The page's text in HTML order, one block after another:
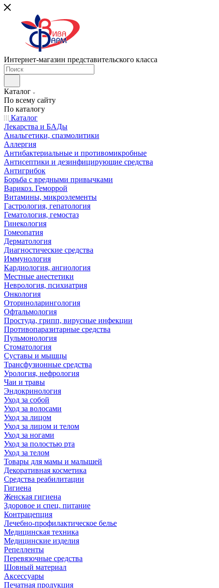
Интернет-магазин представительского класса
Каталог
По всему сайту
По каталогу
Каталог
Лекарства и БАДы
Анальгетики, спазмолитики
Аллергия
Антибактериальные и противомикробные
Антисептики и дезинфицирующие средства
Антигрибок
Борьба с вредными привычками
Варикоз. Геморрой
Витамины, микроэлементы
Гастрология, гепатология
Гематология, гемостаз
Гинекология
Гомеопатия
Дерматология
Диагностические средства
Иммунология
Кардиология, ангиология
Местные анестетики
Неврология, психиатрия
Онкология
Оториноларингология
Офтальмология
Простуда, грипп, вирусные инфекции
Противопаразитарные средства
Пульмонология
Стоматология
Суставы и мышцы
Трансфузионные средства
Урология, нефрология
Чаи и травы
Эндокринология
Уход за собой
Уход за волосами
Уход за лицом
Уход за лицом и телом
Уход за ногами
Уход за полостью рта
Уход за телом
Товары для мамы и малышей
Декоративная косметика
Средства реабилитации
Гигиена
Женская гигиена
Здоровое и спец. питание
Контрацепция
Лечебно-профилактическое белье
Медицинская техника
Медицинские изделия
Репелленты
Перевязочные средства
Шовный материал
Аксессуары
Печатная продукция